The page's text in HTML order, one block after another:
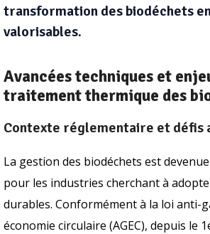
transformation des biodéchets
valorisables.
Avancées techniques et
traitement thermique des
Contexte réglementaire et défis
La gestion des biodéchets est
pour les industries cherchant à
durables. Conformément à la loi anti-
économie circulaire (AGEC), depuis le